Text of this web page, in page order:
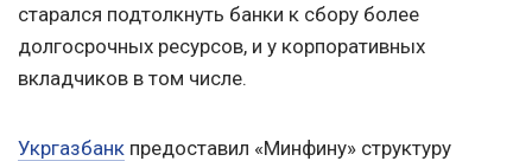
старался подтолкнуть банки к сбору более
долгосрочных ресурсов, и у корпоративных
вкладчиков в том числе.
Укргазбанк предоставил «Минфину» структуру